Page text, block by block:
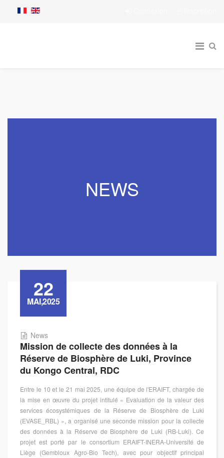
NEWS
22
MAI,2025
News
Mission de collecte des données à la
Réserve de Biosphère de Luki, Province
du Kongo Central, RDC
Entre le 10 et le 21 mai 2025, une équipe de l'ERAIFT, chargée de
la mise en œuvre du projet intitulé « Evaluation de la valeur des
services écosystémiques de la Réserve de Biosphère de Luki
(EVASE_RBL) », a organisé une seconde mission pour la collecte
des données à la Réserve de Biosphère de Luki (RB-Luki). Ce
projet est porté par le consortium ERAIFT-INERA-Université de
Liège (Gembloux Agro-Bio Tech), avec pour objectif principal